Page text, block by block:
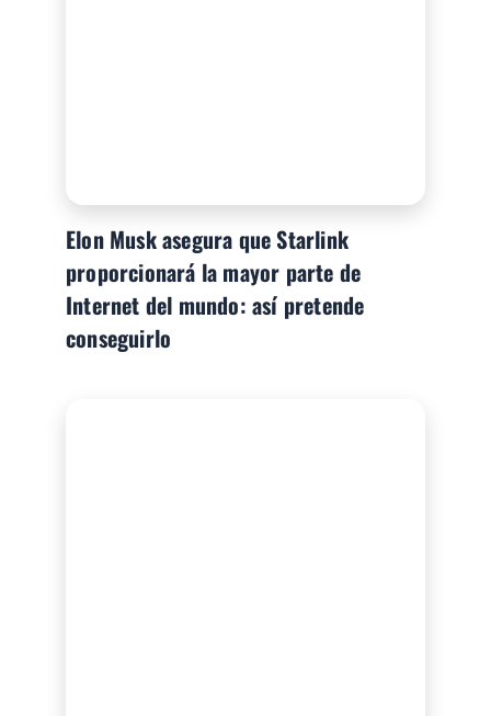
Elon Musk asegura que Starlink
proporcionará la mayor parte de
Internet del mundo: así pretende
conseguirlo